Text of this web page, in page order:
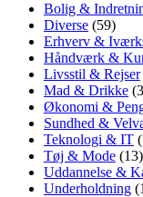
Bolig &
Diverse (59)
Erhverv &
Håndværk &
Livsstil & Rejser
Mad & Drikke
Økonomi &
Sundhed &
Teknologi & IT
Tøj & Mode (13)
Uddannelse &
Underholdning